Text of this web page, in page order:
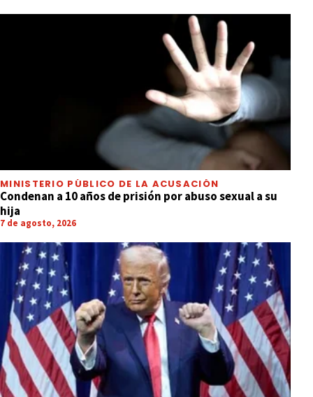
MINISTERIO PÚBLICO DE LA ACUSACIÓN
Condenan a 10 años de prisión por abuso sexual a su
hija
7 de agosto, 2026